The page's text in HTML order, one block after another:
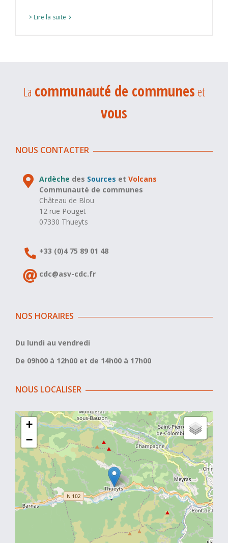
> Lire la suite
La communauté de communeset
vous
NOUS CONTACTER
Ardèche des Sources etVolcans
Communauté de communes
Château de Blou
12 rue Pouget
07330 Thueyts
+33 (0)4 75 89 01 48
cdc@asv-cdc.fr
NOS HORAIRES
Du lundi au vendredi
De 09h00 à 12h00 et de 14h00 à 17h00
NOUS LOCALISER
+
−